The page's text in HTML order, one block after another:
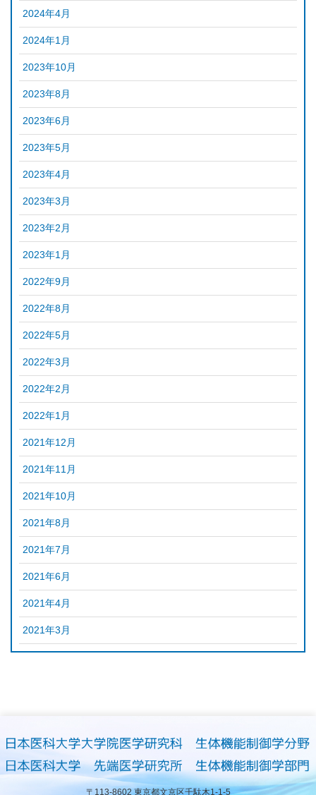
2024年4月
2024年1月
2023年10月
2023年8月
2023年6月
2023年5月
2023年4月
2023年3月
2023年2月
2023年1月
2022年9月
2022年8月
2022年5月
2022年3月
2022年2月
2022年1月
2021年12月
2021年11月
2021年10月
2021年8月
2021年7月
2021年6月
2021年4月
2021年3月
〒113-8602 東京都文京区千駄木1-1-5